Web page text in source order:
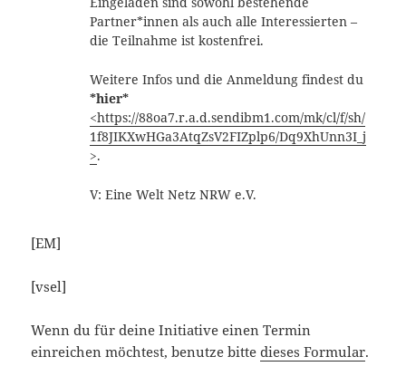
Partner*innen als auch alle Interessierten –
die Teilnahme ist kostenfrei.
Weitere Infos und die Anmeldung findest du
*hier*
<https://88oa7.r.a.d.sendibm1.com/mk/cl/f/sh/
1f8JIKXwHGa3AtqZsV2FIZplp6/Dq9XhUnn3I_j
>.
V: Eine Welt Netz NRW e.V.
[EM]
[vsel]
Wenn du für deine Initiative einen Termin
einreichen möchtest, benutze bittedieses Formular.